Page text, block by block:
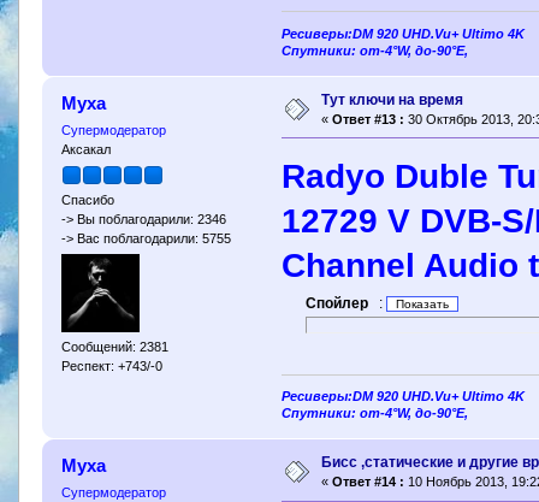
Ресиверы:DM 920 UHD.Vu+ Ultimo 4K
Спутники: от-4°W, до-90°E,
Муха
Супермодератор
Аксакал
Спасибо
-> Вы поблагодарили: 2346
-> Вас поблагодарили: 5755
Сообщений: 2381
Респект: +743/-0
Тут ключи на время
« Ответ #13 : 30 Октябрь 2013,
Radyo Duble
12729 V DVB-
Channel Audio
Спойлер :
Ресиверы:DM 920 UHD.Vu+ Ultimo 4K
Спутники: от-4°W, до-90°E,
Муха
Супермодератор
Бисс ,статические и другие
« Ответ #14 : 10 Ноябрь 2013,